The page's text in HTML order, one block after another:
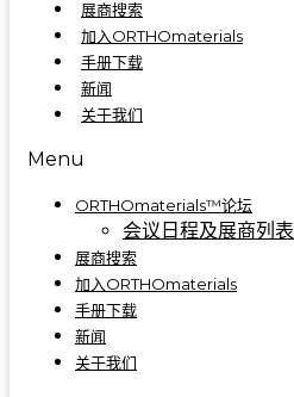
展商搜索
加入ORTHOmaterials
手册下载
新闻
关于我们
Menu
ORTHOmaterials™论坛
会议日程及展商列表
展商搜索
加入ORTHOmaterials
手册下载
新闻
关于我们